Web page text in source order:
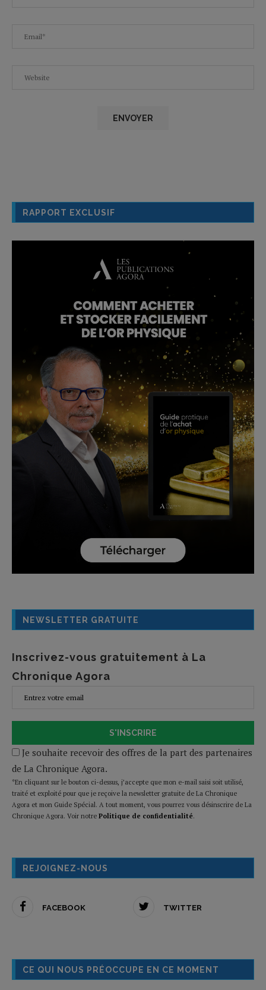
RAPPORT EXCLUSIF
NEWSLETTER GRATUITE
Inscrivez-vous gratuitement à La
Chronique Agora
S'INSCRIRE
Je souhaite recevoir des offres de la part des partenaires
de La Chronique Agora.
*En cliquant sur le bouton ci-dessus, j’accepte que mon e-mail saisi soit utilisé,
traité et exploité pour que je reçoive la newsletter gratuite de La Chronique
Agora et mon Guide Spécial. A tout moment, vous pourrez vous désinscrire de La
Chronique Agora. Voir notre Politique de confidentialité.
REJOIGNEZ-NOUS
FACEBOOK TWITTER
CE QUI NOUS PRÉOCCUPE EN CE MOMENT